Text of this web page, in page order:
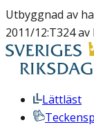
Utbyggnad av
2011/12:T324
Lättläst